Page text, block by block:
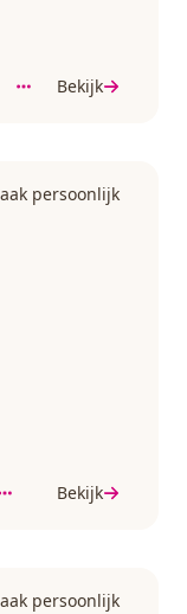
Bekijk
persoonlijk
Bekijk
persoonlijk